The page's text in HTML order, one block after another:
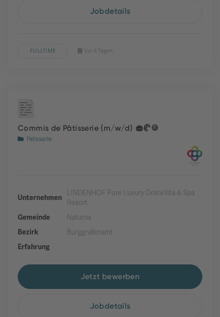
Jobdetails
FULLTIME Vor 6 Tagen
Commis de Pâtisserie (m/w/d) 🧁🥐🍪
Patisserie
Unternehmen
LINDENHOF Pure Luxury DolceVita & Spa
Resort
Gemeinde
Naturns
Bezirk
Burggrafenamt
Erfahrung
Jetzt bewerben
Jobdetails